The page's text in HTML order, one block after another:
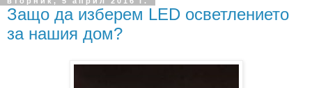
Защо да изберем LED осветлението
за нашия дом?